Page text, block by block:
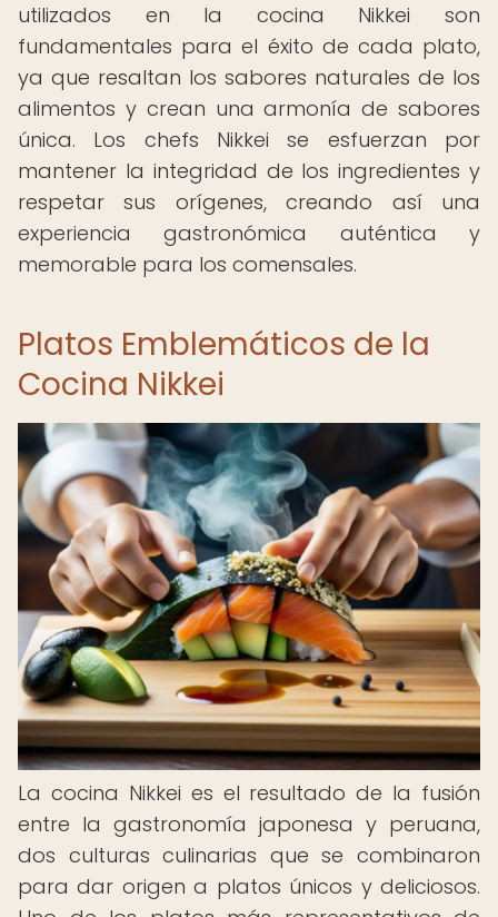
utilizados en la cocina Nikkei son
fundamentales para el éxito de cada plato,
ya que resaltan los sabores naturales de los
alimentos y crean una armonía de sabores
única. Los chefs Nikkei se esfuerzan por
mantener la integridad de los ingredientes y
respetar sus orígenes, creando así una
experiencia gastronómica auténtica y
memorable para los comensales.
Platos Emblemáticos de la
Cocina Nikkei
La cocina Nikkei es el resultado de la fusión
entre la gastronomía japonesa y peruana,
dos culturas culinarias que se combinaron
para dar origen a platos únicos y deliciosos.